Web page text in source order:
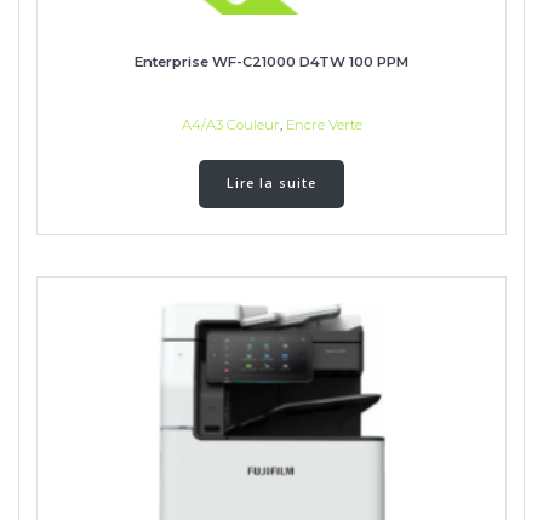
Enterprise WF-C21000 D4TW 100 PPM
A4/A3 Couleur, Encre Verte
Lire la suite